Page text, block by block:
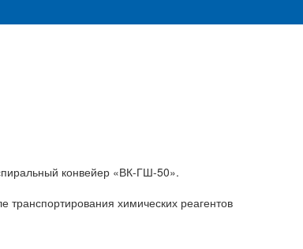
конвейер «ВК-ГШ-50».
транспортирования химических реагентов